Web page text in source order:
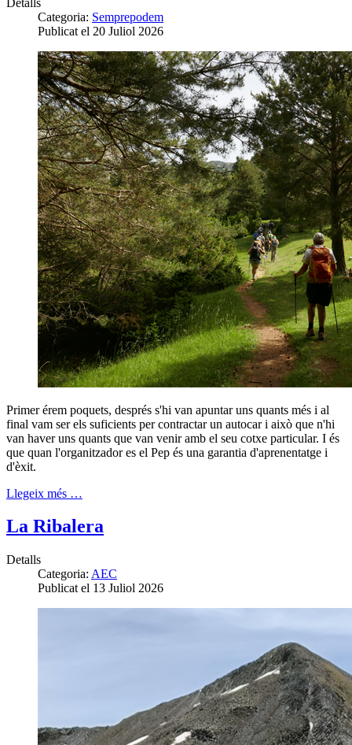
Categoria: Semprepodem
Publicat el 20 Juliol 2026
Primer érem poquets, després s'hi van apuntar uns quants més i al
final vam ser els suficients per contractar un autocar i això que n'hi
van haver uns quants que van venir amb el seu cotxe particular. I és
que quan l'organitzador es el Pep és una garantia d'aprenentatge i
d'èxit.
Llegeix més …
La Ribalera
Detalls
Categoria: AEC
Publicat el 13 Juliol 2026